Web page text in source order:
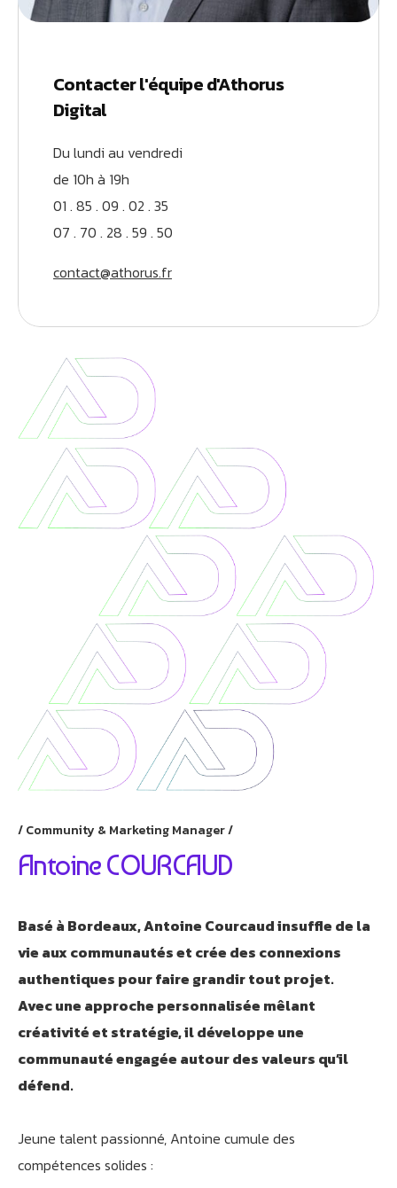
Contacter l'équipe d'Athorus
Digital
Du lundi au vendredi
de 10h à 19h
01 . 85 . 09 . 02 . 35
07 . 70 . 28 . 59 . 50
contact@athorus.fr
Community & Marketing Manager
Antoine COURCAUD
Basé à Bordeaux, Antoine Courcaud insuffle de la
vie aux communautés et crée des connexions
authentiques pour faire grandir tout projet.
Avec une approche personnalisée mêlant
créativité et stratégie, il développe une
communauté engagée autour des valeurs qu’il
défend.
Jeune talent passionné, Antoine cumule des
compétences solides :
Athobot
Bienvenue chez Athorus Digital
Je suis Athobot, votre assistant digital.
Je vous oriente vers la meilleure solution pour votre